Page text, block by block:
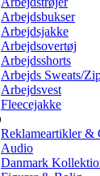
Arbejdsbukser
Arbejdsjakke
Arbejdsovertøj
Arbejdsshorts
Arbejds Sweats/
Arbejdsvest
Fleecejakke
Reklameartikler &
Audio
Danmark